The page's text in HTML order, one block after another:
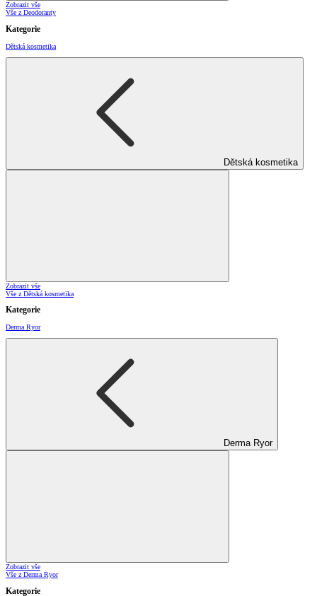
Zobrazit vše
Vše z Deodoranty
Kategorie
Dětská kosmetika
Dětská kosmetika
Zobrazit vše
Vše z Dětská kosmetika
Kategorie
Derma Ryor
Derma Ryor
Zobrazit vše
Vše z Derma Ryor
Kategorie